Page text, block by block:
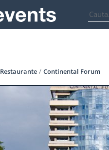
Restaurante Continental Forum